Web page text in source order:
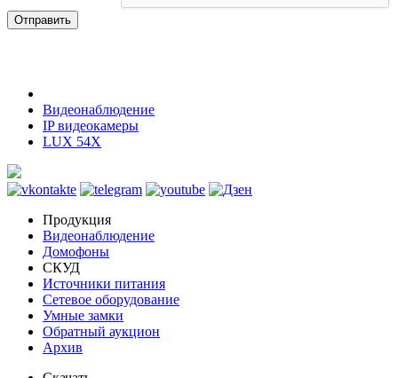
Отправить
Видеонаблюдение
IP видеокамеры
LUX 54X
Продукция
Видеонаблюдение
Домофоны
СКУД
Источники питания
Сетевое оборудование
Умные замки
Обратный аукцион
Архив